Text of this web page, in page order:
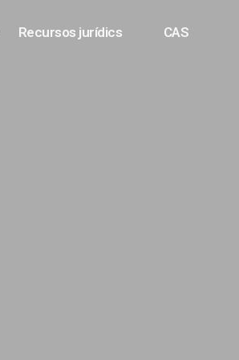
Recursos jurídics CAS